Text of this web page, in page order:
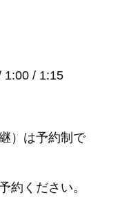
1:00 / 1:15
）は予約制で
約ください。